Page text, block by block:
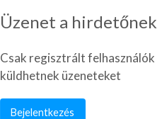
Üzenet a hirdetőnek
Csak regisztrált felhasználók
küldhetnek üzeneteket
Bejelentkezés